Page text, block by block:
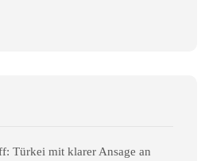
Türkei mit klarer Ansage an